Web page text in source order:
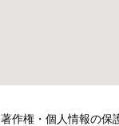
著作権・個人情報の保